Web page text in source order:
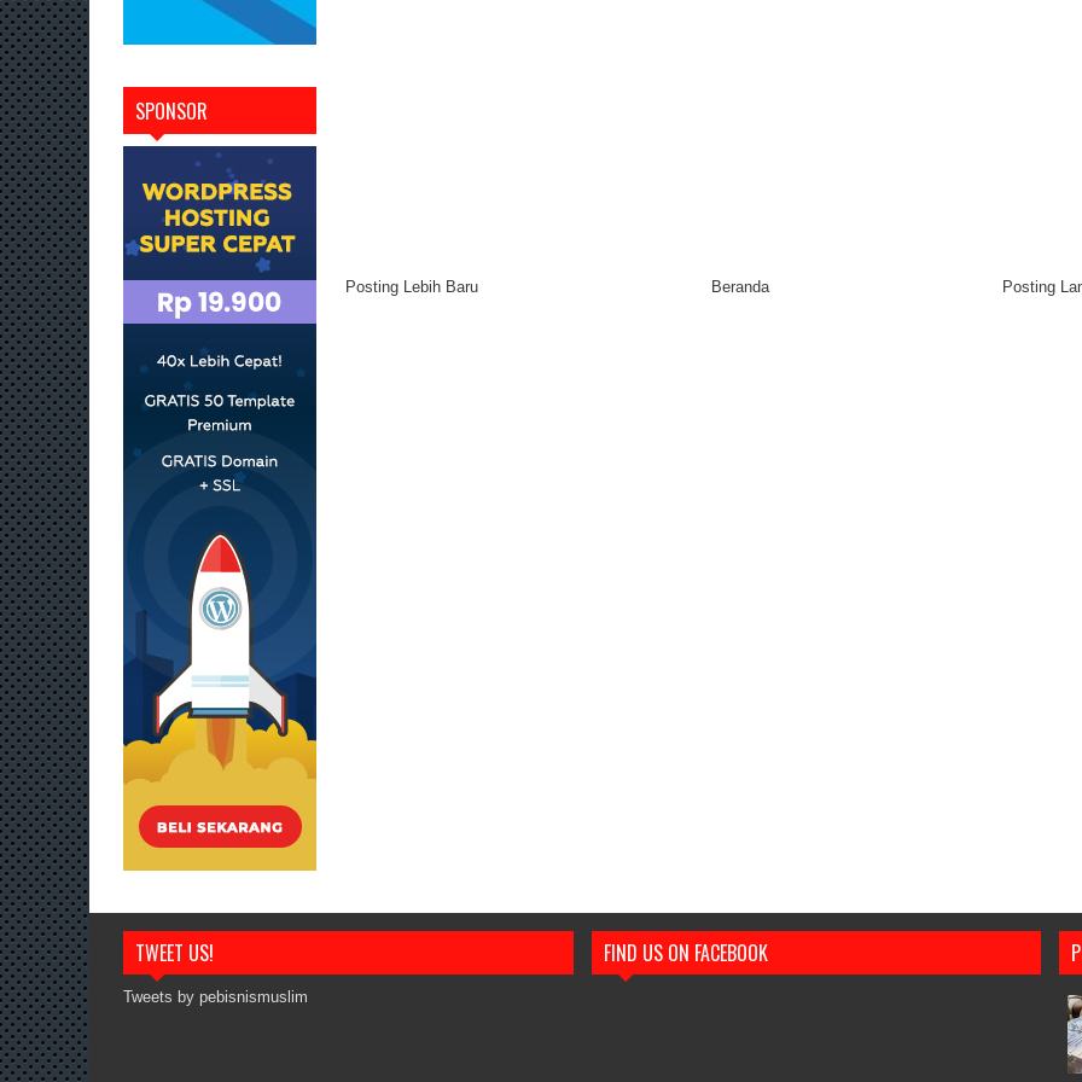
SPONSOR
Posting Lebih Baru Posting
Beranda
TWEET US!
Tweets by pebisnismuslim
FIND US ON FACEBOOK